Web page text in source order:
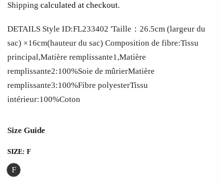
Shipping calculated at checkout.
DETAILS Style ID:FL233402 'Taille：26.5cm (largeur du
sac) ×16cm(hauteur du sac) Composition de fibre:Tissu
principal,Matière remplissante1,Matière
remplissante2:100%Soie de mûrierMatière
remplissante3:100%Fibre polyesterTissu
intérieur:100%Coton
Size Guide
SIZE: F
F